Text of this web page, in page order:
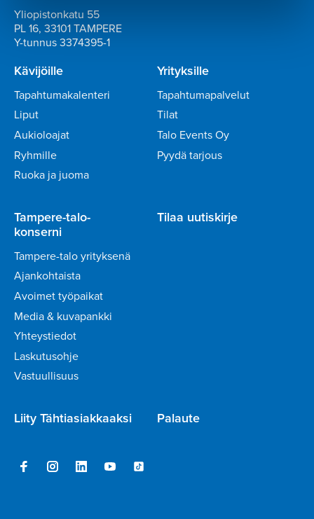
Yliopistonkatu 55
PL 16, 33101 TAMPERE
Y-tunnus 3374395-1
Kävijöille
Tapahtumakalenteri
Liput
Aukioloajat
Ryhmille
Ruoka ja juoma
Yrityksille
Tapahtumapalvelut
Tilat
Talo Events Oy
Pyydä tarjous
Tampere-talo-
konserni
Tampere-talo yrityksenä
Ajankohtaista
Avoimet työpaikat
Media & kuvapankki
Yhteystiedot
Laskutusohje
Vastuullisuus
Tilaa uutiskirje
Liity Tähtiasiakkaaksi Palaute